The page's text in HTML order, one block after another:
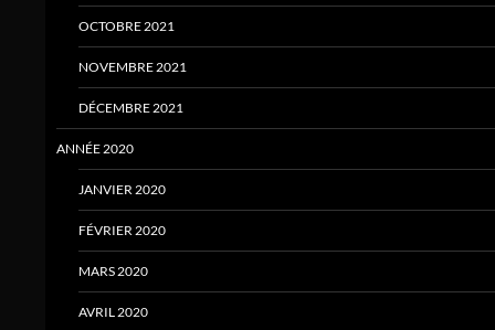
OCTOBRE 2021
NOVEMBRE 2021
DÉCEMBRE 2021
ANNÉE 2020
JANVIER 2020
FÉVRIER 2020
MARS 2020
AVRIL 2020